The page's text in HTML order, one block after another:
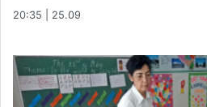
20:35 | 25.09